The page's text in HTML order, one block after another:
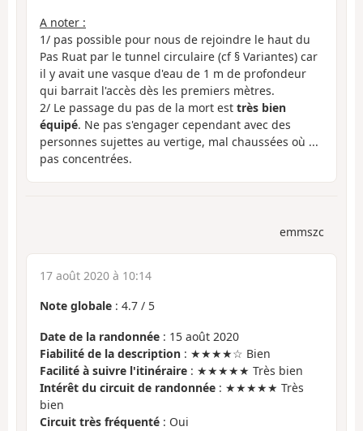
A noter :
1/ pas possible pour nous de rejoindre le haut du
Pas Ruat par le tunnel circulaire (cf § Variantes) car
il y avait une vasque d'eau de 1 m de profondeur
qui barrait l'accès dès les premiers mètres.
2/ Le passage du pas de la mort est très bien
équipé. Ne pas s'engager cependant avec des
personnes sujettes au vertige, mal chaussées où ...
pas concentrées.
emmszc
17 août 2020 à 10:14
Note globale : 4.7 / 5
Date de la randonnée : 15 août 2020
Fiabilité de la description : ★★★★☆ Bien
Facilité à suivre l'itinéraire : ★★★★★ Très bien
Intérêt du circuit de randonnée : ★★★★★ Très
bien
Circuit très fréquenté : Oui